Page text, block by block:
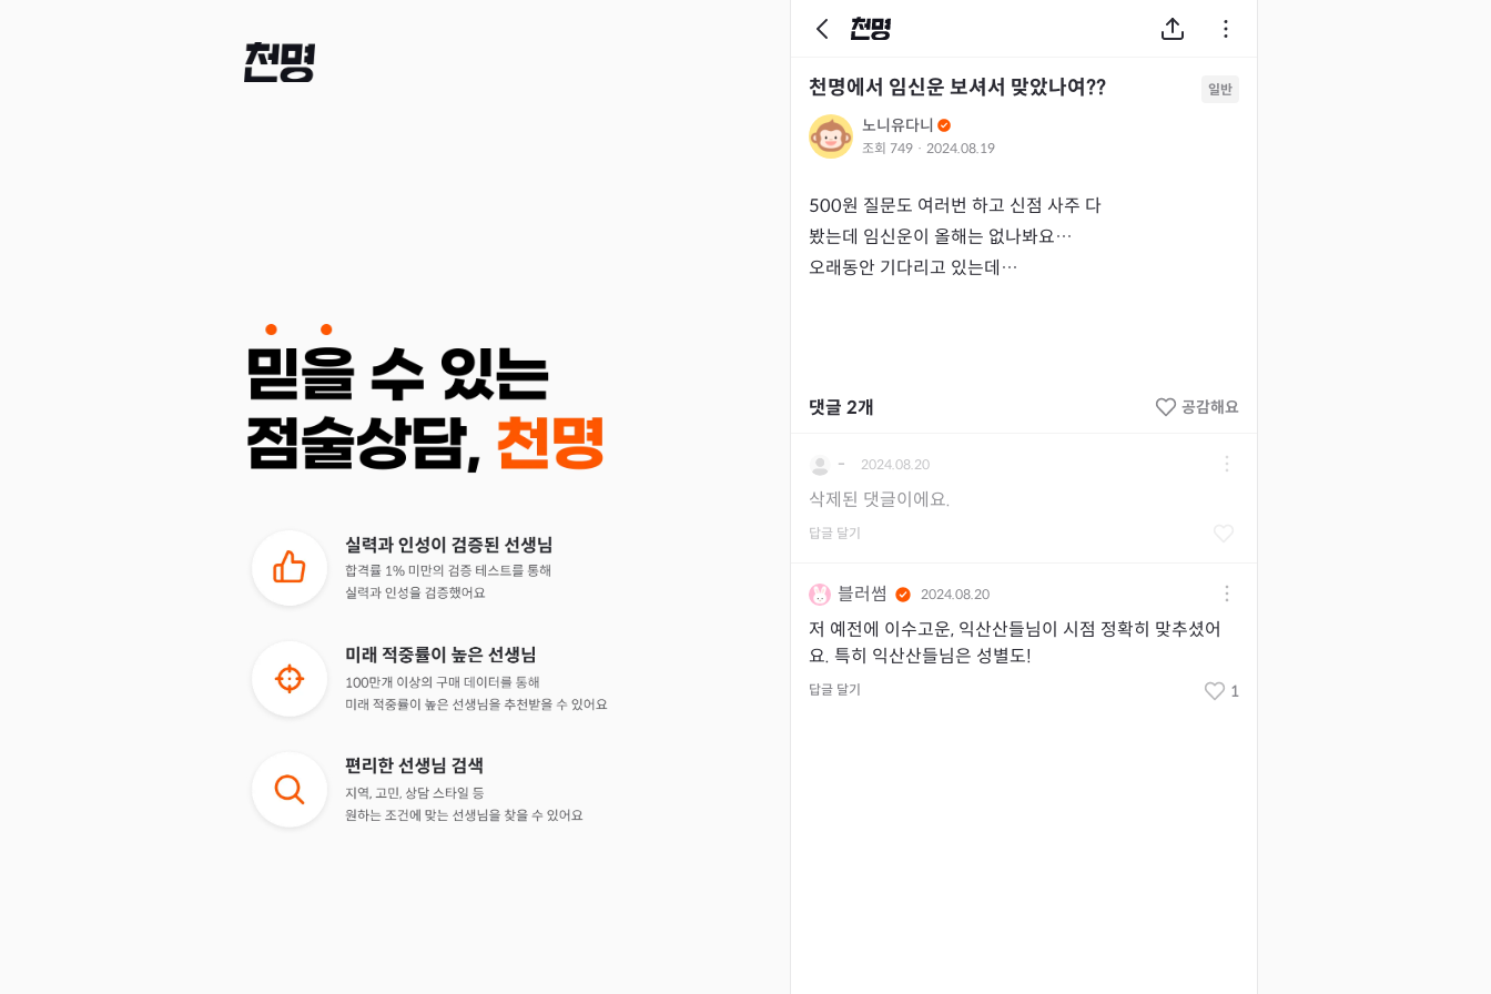
천명에서 임신운 보셔서 맞았나여?? 일반
노니유다니
조회 749 · 2024.08.19
500원 질문도 여러번 하고 신점 사주 다
봤는데 임신운이 올해는 없나봐요…
댓글 2개 공감해요
- 2024.08.20
삭제된 댓글이에요.
답글 달기
블러썸 2024.08.20
저 예전에 이수고운, 익산산들님이 시점 정확히 맞추셨어
요. 특히 익산산들님은 성별도!
답글 달기 1